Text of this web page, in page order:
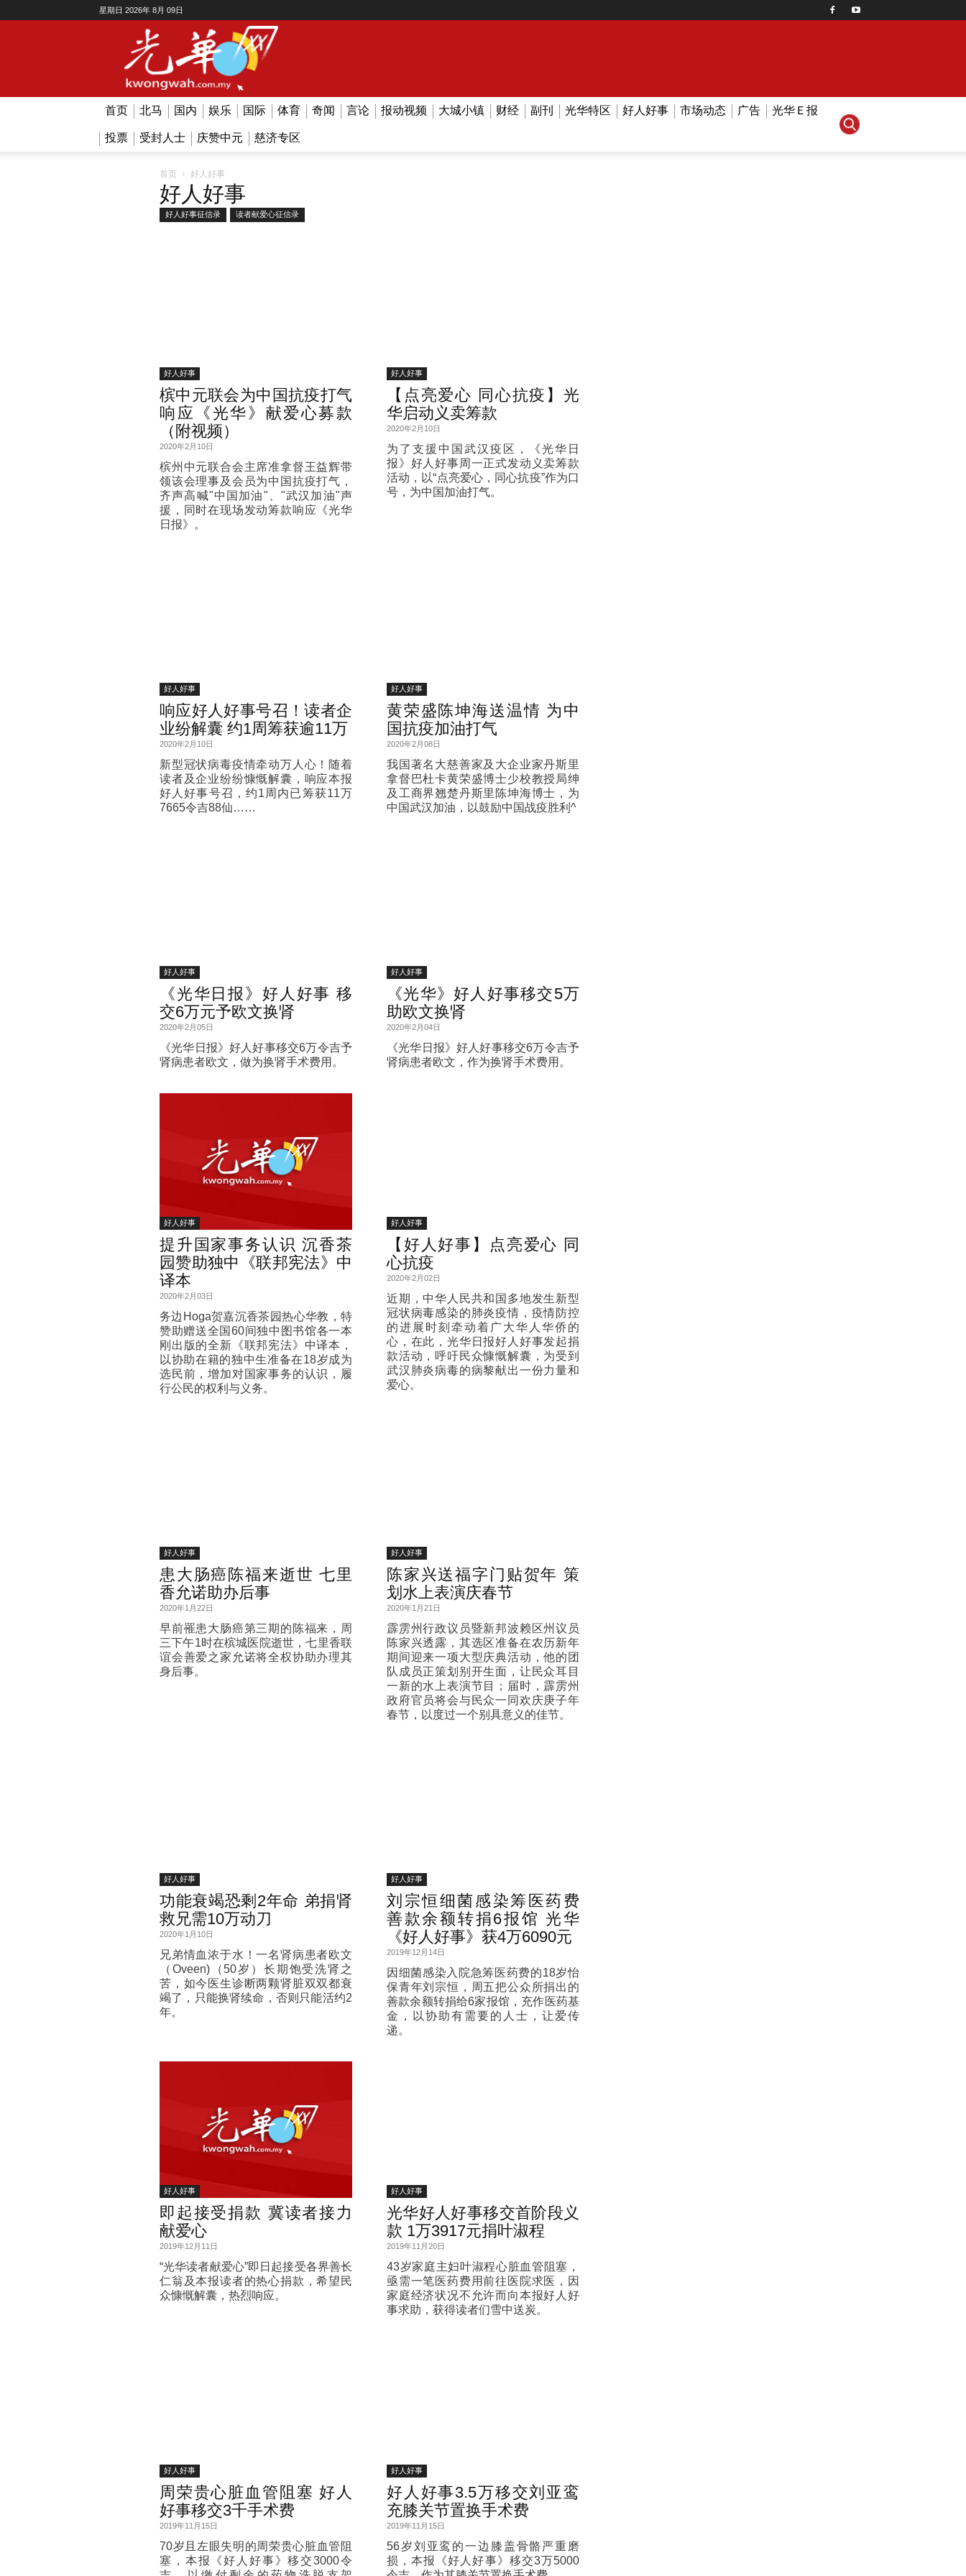
星期日 2026年 8月 09日
首页 北马 国内 娱乐 国际 体育 奇闻 言论 报动视频 大城小镇 财经 副刊 光华特区 好人好事 市场动态 广告 光华Ｅ报
投票 受封人士 庆赞中元 慈济专区
首页 好人好事
好人好事
好人好事征信录 读者献爱心征信录
好人好事
槟中元联会为中国抗疫打气
响应《光华》献爱心募款
（附视频）
2020年2月10日
槟州中元联合会主席准拿督王益辉带
领该会理事及会员为中国抗疫打气，
齐声高喊"中国加油"、"武汉加油"声
援，同时在现场发动筹款响应《光华
日报》。
好人好事
【点亮爱心 同心抗疫】光
华启动义卖筹款
2020年2月10日
为了支援中国武汉疫区，《光华日
报》好人好事周一正式发动义卖筹款
活动，以“点亮爱心，同心抗疫”作为口
号，为中国加油打气。
好人好事
响应好人好事号召！读者企
业纷解囊 约1周筹获逾11万
2020年2月10日
新型冠状病毒疫情牵动万人心！随着
读者及企业纷纷慷慨解囊，响应本报
好人好事号召，约1周内已筹获11万
7665令吉88仙……
好人好事
黄荣盛陈坤海送温情 为中
国抗疫加油打气
2020年2月08日
我国著名大慈善家及大企业家丹斯里
拿督巴杜卡黄荣盛博士少校教授局绅
及工商界翘楚丹斯里陈坤海博士，为
中国武汉加油，以鼓励中国战疫胜利^
好人好事
《光华日报》好人好事 移
交6万元予欧文换肾
2020年2月05日
《光华日报》好人好事移交6万令吉予
肾病患者欧文，做为换肾手术费用。
好人好事
《光华》好人好事移交5万
助欧文换肾
2020年2月04日
《光华日报》好人好事移交6万令吉予
肾病患者欧文，作为换肾手术费用。
好人好事
提升国家事务认识 沉香茶
园赞助独中《联邦宪法》中
译本
2020年2月03日
务边Hoga贺嘉沉香茶园热心华教，特
赞助赠送全国60间独中图书馆各一本
刚出版的全新《联邦宪法》中译本，
以协助在籍的独中生准备在18岁成为
选民前，增加对国家事务的认识，履
行公民的权利与义务。
好人好事
【好人好事】点亮爱心 同
心抗疫
2020年2月02日
近期，中华人民共和国多地发生新型
冠状病毒感染的肺炎疫情，疫情防控
的进展时刻牵动着广大华人华侨的
心，在此，光华日报好人好事发起捐
款活动，呼吁民众慷慨解囊，为受到
武汉肺炎病毒的病黎献出一份力量和
爱心。
好人好事
患大肠癌陈福来逝世 七里
香允诺助办后事
2020年1月22日
早前罹患大肠癌第三期的陈福来，周
三下午1时在槟城医院逝世，七里香联
谊会善爱之家允诺将全权协助办理其
身后事。
好人好事
陈家兴送福字门贴贺年 策
划水上表演庆春节
2020年1月21日
霹雳州行政议员暨新邦波赖区州议员
陈家兴透露，其选区准备在农历新年
期间迎来一项大型庆典活动，他的团
队成员正策划别开生面，让民众耳目
一新的水上表演节目；届时，霹雳州
政府官员将会与民众一同欢庆庚子年
春节，以度过一个别具意义的佳节。
好人好事
功能衰竭恐剩2年命 弟捐肾
救兄需10万动刀
2020年1月10日
兄弟情血浓于水！一名肾病患者欧文
（Oveen)（50岁）长期饱受洗肾之
苦，如今医生诊断两颗肾脏双双都衰
竭了，只能换肾续命，否则只能活约2
年。
好人好事
刘宗恒细菌感染筹医药费
善款余额转捐6报馆 光华
《好人好事》获4万6090元
2019年12月14日
因细菌感染入院急筹医药费的18岁怡
保青年刘宗恒，周五把公众所捐出的
善款余额转捐给6家报馆，充作医药基
金，以协助有需要的人士，让爱传
递。
好人好事
即起接受捐款 冀读者接力
献爱心
2019年12月11日
“光华读者献爱心”即日起接受各界善长
仁翁及本报读者的热心捐款，希望民
众慷慨解囊，热烈响应。
好人好事
光华好人好事移交首阶段义
款 1万3917元捐叶淑程
2019年11月20日
43岁家庭主妇叶淑程心脏血管阻塞，
亟需一笔医药费用前往医院求医，因
家庭经济状况不允许而向本报好人好
事求助，获得读者们雪中送炭。
好人好事
周荣贵心脏血管阻塞 好人
好事移交3千手术费
2019年11月15日
70岁且左眼失明的周荣贵心脏血管阻
塞，本报《好人好事》移交3000令
好人好事
好人好事3.5万移交刘亚鸾
充膝关节置换手术费
2019年11月15日
56岁刘亚鸾的一边膝盖骨骼严重磨
损，本报《好人好事》移交3万5000